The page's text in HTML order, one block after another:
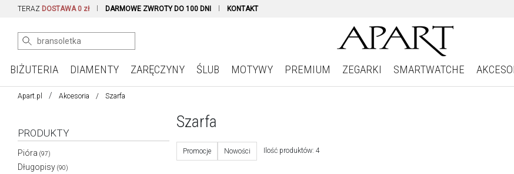
TERAZ DOSTAWA 0 zł DARMOWE ZWROTY DO 100 DNI KONTAKT
BIŻUTERIA DIAMENTY ZARĘCZYNY ŚLUB MOTYWY PREMIUM ZEGARKI SMARTWATCHE
Apart.pl Akcesoria Szarfa
PRODUKTY
Pióra (97)
Długopisy (90)
Szarfa
Promocje Nowości Ilość produktów: 4